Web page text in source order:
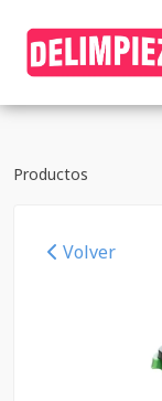
Productos
Volver